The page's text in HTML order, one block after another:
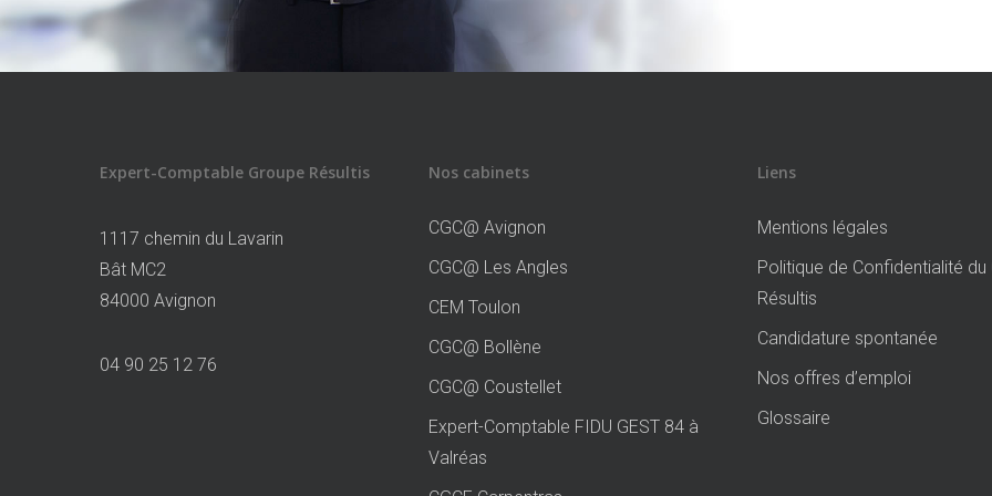
Expert-Comptable Groupe Résultis
1117 chemin du Lavarin
Bât MC2
84000 Avignon
04 90 25 12 76
Nos cabinets
CGC@ Avignon
CGC@ Les Angles
CEM Toulon
CGC@ Bollène
CGC@ Coustellet
Expert-Comptable FIDU GEST 84 à
Valréas
Liens
Mentions légales
Politique de Confidentialité du
Résultis
Candidature spontanée
Nos offres d’emploi
Glossaire